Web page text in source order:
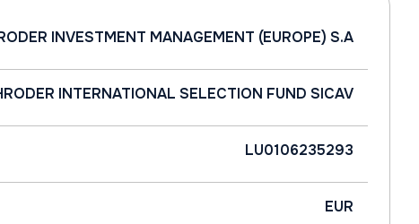
INVESTMENT MANAGEMENT (EUROPE) S.A
INTERNATIONAL SELECTION FUND SICAV
LU0106235293
EUR